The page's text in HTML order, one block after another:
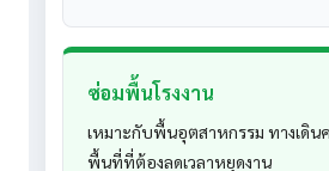
ซ่อมพื้นโรงงาน
เหมาะกับพื้นอุตสาหกรรม ทางเดิน
พื้นที่ที่ต้องลดเวลาหยุดงาน